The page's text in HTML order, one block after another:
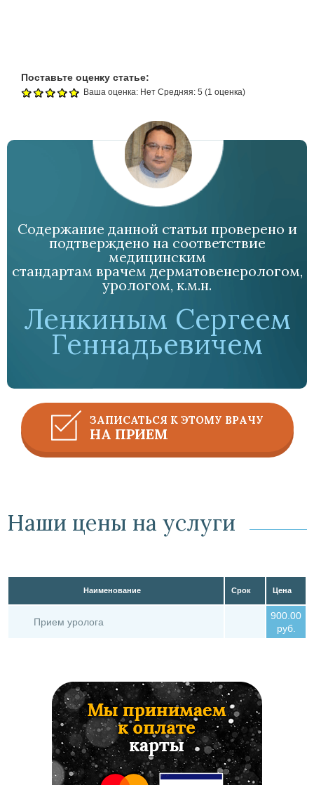
Поставьте оценку статье:
Ваша оценка: Нет Средняя: 5 (1 оценка)
Содержание данной статьи проверено и
подтверждено на соответствие
медицинским
стандартам врачем дерматовенерологом,
урологом, к.м.н.
Ленкиным Сергеем
Геннадьевичем
ЗАПИСАТЬСЯ К ЭТОМУ ВРАЧУ
НА ПРИЕМ
Наши цены на услуги
Наименование Срок Цена
Прием уролога
900.00
руб.